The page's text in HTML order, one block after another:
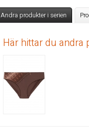
Andra produkter i serien
Här hittar du andra